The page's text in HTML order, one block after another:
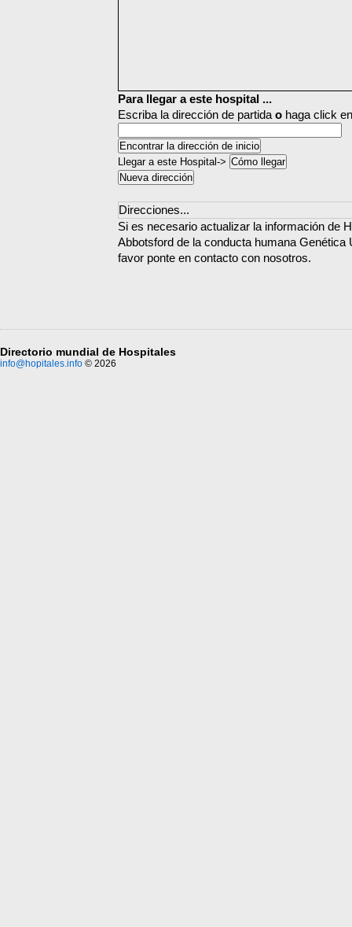
Para llegar a este hospital ...
Escriba la dirección de partida o haga click
Llegar a este Hospital->
Direcciones...
Si es necesario actualizar la información de
Abbotsford de la conducta humana Genética
favor ponte en contacto con nosotros.
Directorio mundial de Hospitales
info@hopitales.info © 2026